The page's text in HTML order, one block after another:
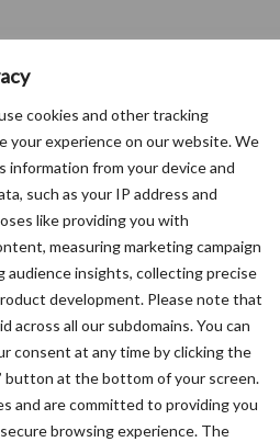
cookies and other tracking
your experience on our website. We
information from your device and
such as your IP address and
like providing you with
measuring marketing campaign
audience insights, collecting precise
development. Please note that
across all our subdomains. You can
consent at any time by clicking the
button at the bottom of your screen.
and are committed to providing you
browsing experience. The